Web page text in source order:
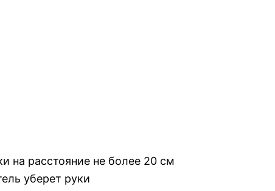
на расстояние не более 20 см
уберет руки